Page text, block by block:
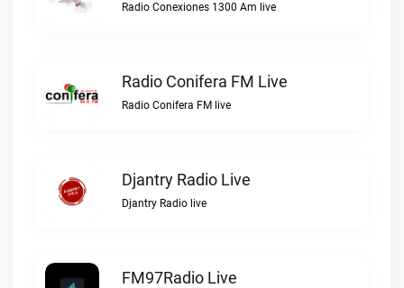
Radio Conexiones 1300 Am live
Radio Conifera FM Live
Radio Conifera FM live
Djantry Radio Live
Djantry Radio live
FM97Radio Live